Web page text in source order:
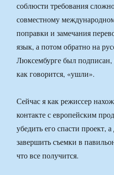
соблюсти требования
совместному
поправки и замечания
язык, а потом обратно на
Люксембурге был
как говорится, «ушли».
Сейчас я как режиссер
контакте с европейским
убедить его спасти проект,
завершить съемки в
что все получится.